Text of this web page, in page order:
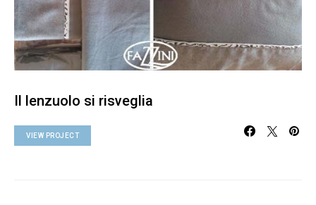
Il lenzuolo si risveglia
VIEW PROJECT